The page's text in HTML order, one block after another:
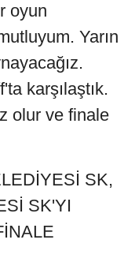
oyun
Yarın
karşılaştık.
olur ve finale
SK,
SK'YI